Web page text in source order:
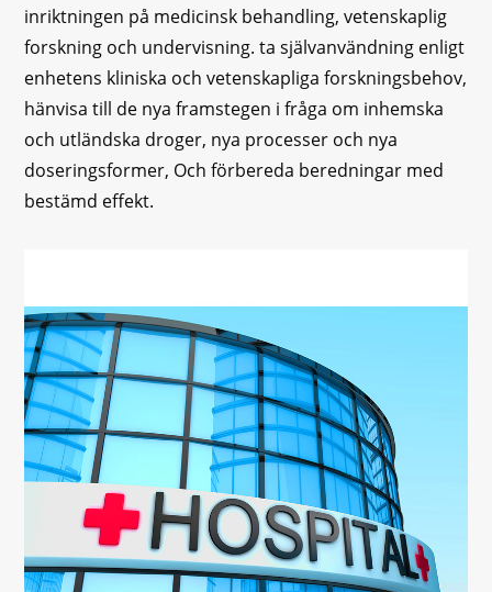
inriktningen på medicinsk behandling, vetenskaplig
forskning och undervisning. ta självanvändning enligt
enhetens kliniska och vetenskapliga forskningsbehov,
hänvisa till de nya framstegen i fråga om inhemska
och utländska droger, nya processer och nya
doseringsformer, Och förbereda beredningar med
bestämd effekt.